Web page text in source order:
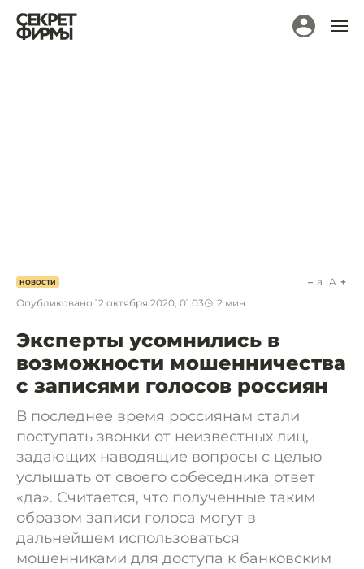
НОВОСТИ
Опубликовано 12 октября 2020, 01:03 2 мин.
a A
Эксперты усомнились в
возможности мошенничества
с записями голосов россиян
В последнее время россиянам стали
поступать звонки от неизвестных лиц,
задающих наводящие вопросы с целью
услышать от своего собеседника ответ
«да». Считается, что полученные таким
образом записи голоса могут в
дальнейшем использоваться
мошенниками для доступа к банковским